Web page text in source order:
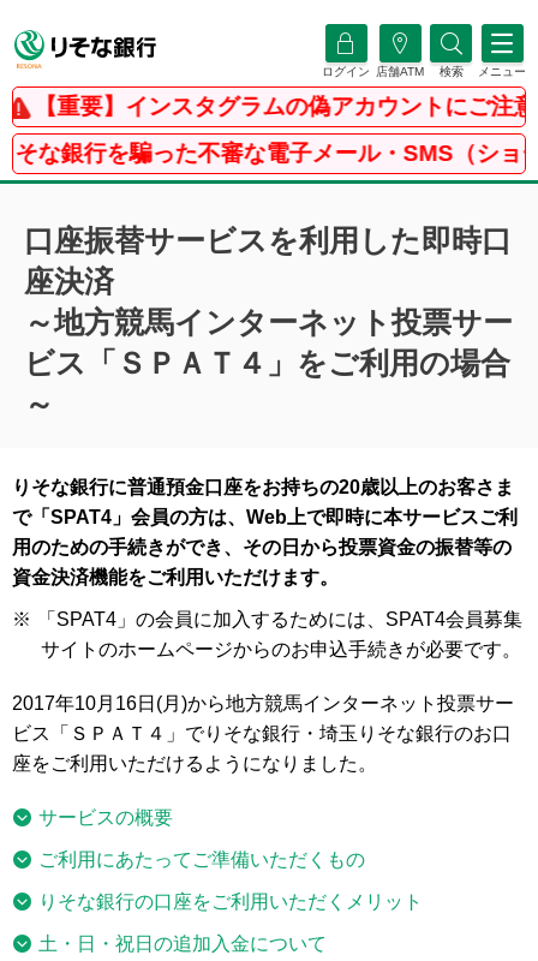
ログイン 店舗ATM 検索 メニュー
【重要】インスタグラムの偽アカウントにご注意く
行を騙った不審な電子メール・SMS（ショート
口座振替サービスを利用した即時口
座決済
～地方競馬インターネット投票サー
ビス「ＳＰＡＴ４」をご利用の場合
～
りそな銀行に普通預金口座をお持ちの20歳以上のお客さま
で「SPAT4」会員の方は、Web上で即時に本サービスご利
用のための手続きができ、その日から投票資金の振替等の
資金決済機能をご利用いただけます。
※
「SPAT4」の会員に加入するためには、SPAT4会員募集
サイトのホームページからのお申込手続きが必要です。
2017年10月16日(月)から地方競馬インターネット投票サー
ビス「ＳＰＡＴ４」でりそな銀行・埼玉りそな銀行のお口
座をご利用いただけるようになりました。
サービスの概要
ご利用にあたってご準備いただくもの
りそな銀行の口座をご利用いただくメリット
土・日・祝日の追加入金について